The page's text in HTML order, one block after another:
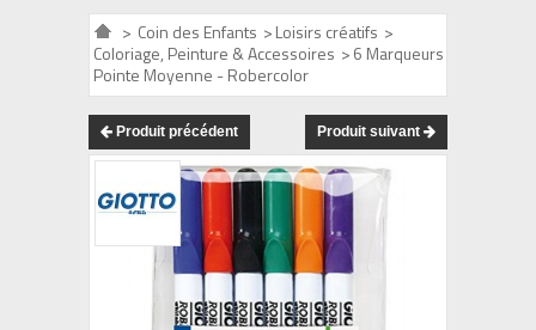
> Coin des Enfants >Loisirs créatifs >
Coloriage, Peinture & Accessoires >6 Marqueurs
Pointe Moyenne - Robercolor
Produit précédent Produit suivant